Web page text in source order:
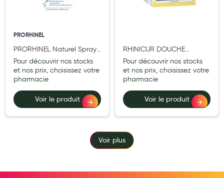
Les marques
Les promotions
PRORHINEL
PRORHINEL Naturel Spray
Nasal 20 ml
Pour découvrir nos stocks
et nos prix, choisissez votre
pharmacie
Voir le produit
RHINICUR DOUCHE
NASALE ENFANT 125ML +
SACHET X4
Pour découvrir nos stocks
et nos prix, choisissez votre
pharmacie
Voir le produit
Voir plus